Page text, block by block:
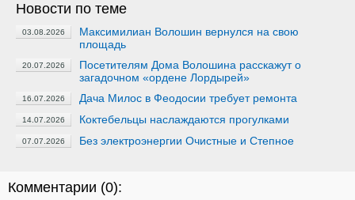
Новости по теме
03.08.2026
Максимилиан Волошин вернулся на свою
площадь
20.07.2026
Посетителям Дома Волошина расскажут о
загадочном «ордене Лордырей»
16.07.2026 Дача Милос в Феодосии требует ремонта
14.07.2026 Коктебельцы наслаждаются прогулками
07.07.2026 Без электроэнергии Очистные и Степное
Комментарии (0):